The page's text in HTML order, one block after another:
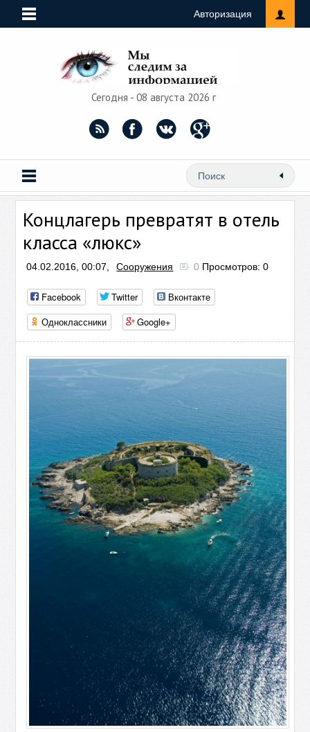
Авторизация
Сегодня - 08 августа 2026 г
Концлагерь превратят в отель
класса «люкс»
04.02.2016, 00:07, Сооружения 0 Просмотров: 0
Facebook Twitter
Вконтакте
Одноклассники
Google+